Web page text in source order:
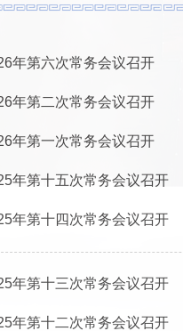
年第六次常务会议召开
年第二次常务会议召开
年第一次常务会议召开
年第十五次常务会议召开
年第十四次常务会议召开
年第十三次常务会议召开
年第十二次常务会议召开